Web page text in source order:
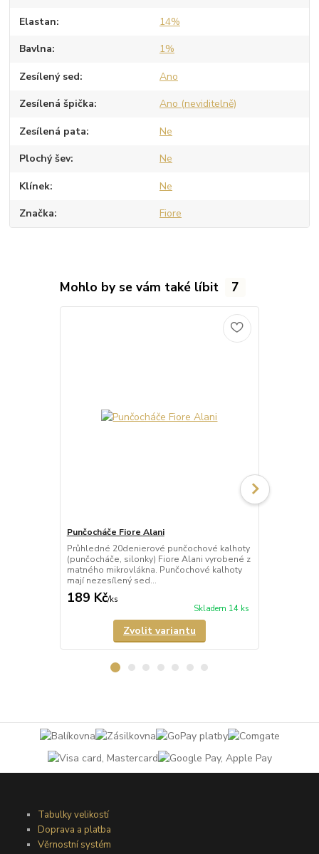
Elastan 14%
Bavlna 1%
Zesílený sed Ano
Zesílená špička Ano (neviditelně)
Zesílená pata Ne
Plochý šev Ne
Klínek Ne
Značka Fiore
Mohlo by se vám také líbit 7
Punčocháče Fiore Alani
Průhledné 20denierové punčochové kalhoty
(punčocháče, silonky) Fiore Alani vyrobené z
matného mikrovlákna. Punčochové kalhoty
mají nezesílený sed...
189 Kč/ks
Skladem 14 ks
Zvolit variantu
Tabulky velikostí
Doprava a platba
Věrnostní systém